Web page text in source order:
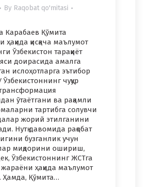
By Raqobat qo'mitasi
Карабаев Қўмита
ҳақида қисқача маълумот
Ўзбекистон тараққиёт
доирасида амалга
ислоҳотларга эътибор
Ўзбекистоннинг чуқур
ўтаётгани ва рақамли
тартибга солувчи
жорий этилганини
Нутқ давомида рақобат
бузганлик учун
миқдорини ошириш,
Ўзбекистоннинг ЖСТга
ҳақида маълумот
Ҳамда, Қўмита…